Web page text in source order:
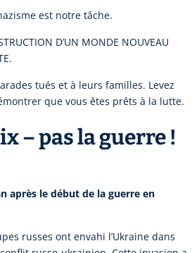
est notre tâche.
D’UN MONDE NOUVEAU
tués et à leurs familles. Levez
que vous êtes prêts à la lutte.
– pas la guerre !
après le début de la guerre en
russes ont envahi l’Ukraine dans